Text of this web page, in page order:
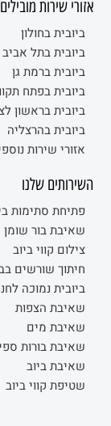
אזורי שירות מובילים
ביובית בחולון
ביובית בתל אביב
ביובית ברמת גן
ביובית בפתח
ביובית בראשון
ביובית בהרצליה
אזורי שירות
השירותים שלנו
פתיחת סתימות
שאיבת בור שומן
צילום קווי ביוב
חיתוך שורשים
ביובית נמוכה
שאיבת הצפות
שאיבת מים
שאיבת בורות
שאיבת ביוב
שטיפת קווי ביוב